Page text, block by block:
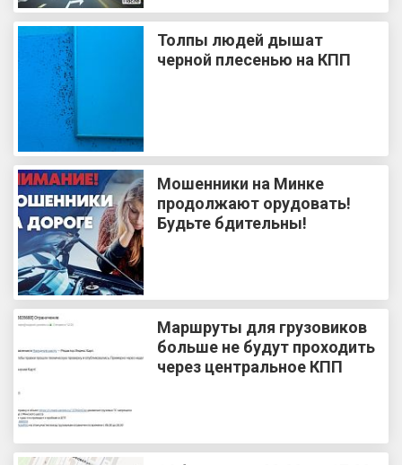
Толпы людей дышат
черной плесенью на КПП
Мошенники на Минке
продолжают орудовать!
Будьте бдительны!
Маршруты для грузовиков
больше не будут проходить
через центральное КПП